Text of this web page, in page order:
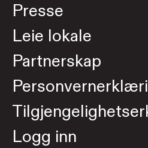
Presse
Leie lokale
Partnerskap
Logg inn